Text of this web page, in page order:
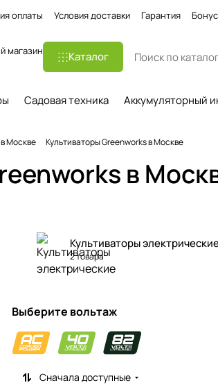
оплаты Условия доставки Гарантия
магазин
Каталог
Садовая техника Аккумуляторный
Москве Культиваторы Greenworks в Москве
в
Культиваторы
2 товара
Выберите вольтаж
Сначала доступные